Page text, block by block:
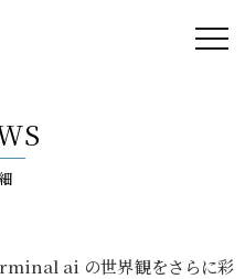
ai の世界観をさらに彩